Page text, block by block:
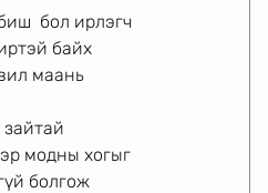
бол ирлэгч
байх
маань
модны хогыг
болгож